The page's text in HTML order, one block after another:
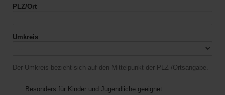
PLZ/Ort
Umkreis
Der Umkreis bezieht sich auf den Mittelpunkt der PLZ-/Ortsangabe.
Besonders für Kinder und Jugendliche geeignet